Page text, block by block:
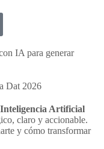
IA para generar
Inteligencia Artificial
claro y accionable.
y cómo transformar